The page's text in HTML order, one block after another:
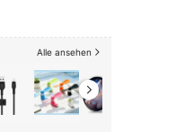
Alle ansehen